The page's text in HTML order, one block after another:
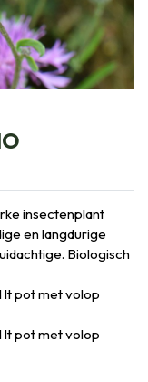
insectenplant
en langdurige
Biologisch
lt pot met volop
lt pot met volop